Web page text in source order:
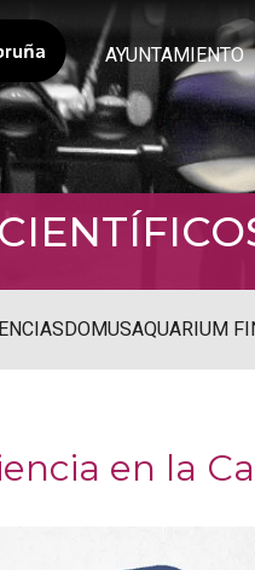
AYUNTAMIENTO
DOMUSAQUARIUM
en la